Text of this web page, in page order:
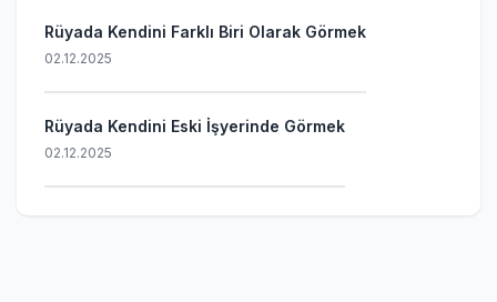
Rüyada Kendini Farklı Biri Olarak Görmek
02.12.2025
Rüyada Kendini Eski İşyerinde Görmek
02.12.2025